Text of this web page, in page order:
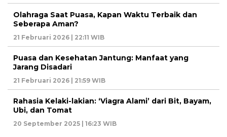
Olahraga Saat Puasa, Kapan Waktu Terbaik dan
Seberapa Aman?
21 Februari 2026 | 22:11 WIB
Puasa dan Kesehatan Jantung: Manfaat yang
Jarang Disadari
21 Februari 2026 | 21:59 WIB
Rahasia Kelaki-lakian: ‘Viagra Alami’ dari Bit, Bayam,
Ubi, dan Tomat
20 September 2025 | 16:23 WIB